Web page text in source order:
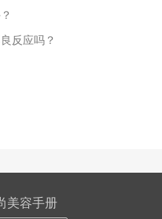
反应吗？
美容手册